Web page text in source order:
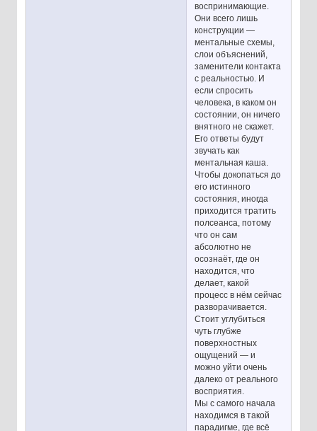
воспринимающие.
Они всего лишь
конструкции —
ментальные схемы,
слои объяснений,
заменители контакта
с реальностью. И
если спросить
человека, в каком он
состоянии, он ничего
внятного не скажет.
Его ответы будут
звучать как
ментальная каша.
Чтобы докопаться до
его истинного
состояния, иногда
приходится тратить
полсеанса, потому
что он сам
абсолютно не
осознаёт, где он
находится, что
делает, какой
процесс в нём сейчас
разворачивается.
Стоит углубиться
чуть глубже
поверхностных
ощущений — и
можно уйти очень
далеко от реального
восприятия.
Мы с самого начала
находимся в такой
парадигме, где всё